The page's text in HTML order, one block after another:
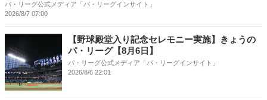
パ・リーグ公式メディア「パ・リーグインサイト」
2026/8/7 07:00
【野球殿堂入り記念セレモニー実施】きょうの
パ・リーグ【8月6日】
パ・リーグ公式メディア「パ・リーグインサイト」
2026/8/6 22:01